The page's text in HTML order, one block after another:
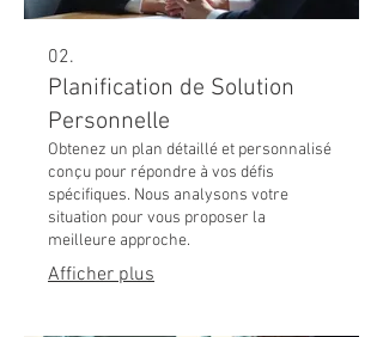
02.
Planification de Solution
Personnelle
Obtenez un plan détaillé et personnalisé
conçu pour répondre à vos défis
spécifiques. Nous analysons votre
situation pour vous proposer la
meilleure approche.
Afficher plus